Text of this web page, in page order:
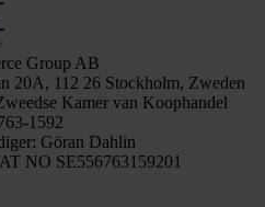
Group AB
20A, 112 26 Stockholm, Zweden
Kamer van Koophandel
1592
Göran Dahlin
NO SE556763159201